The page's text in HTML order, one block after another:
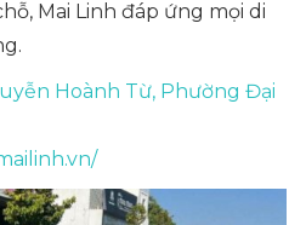
Mai Linh đáp ứng mọi di
Hoành Từ, Phường Đại